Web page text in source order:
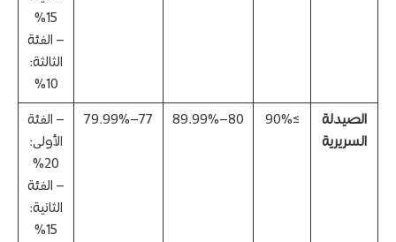
15%
– الفئة
الثالثة:
10%
الصيدلة
السريرية
≥90%
80–89.99%
77–79.99%
– الفئة
الأولى:
20%
– الفئة
الثانية:
15%